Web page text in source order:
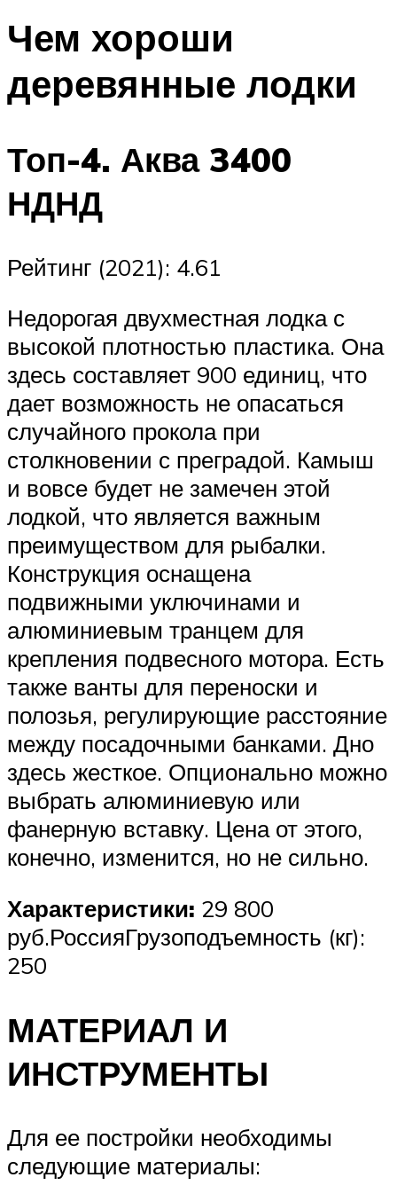
Чем хороши
деревянные лодки
Топ-4. Аква 3400
НДНД
Рейтинг (2021): 4.61
Недорогая двухместная лодка с
высокой плотностью пластика. Она
здесь составляет 900 единиц, что
дает возможность не опасаться
случайного прокола при
столкновении с преградой. Камыш
и вовсе будет не замечен этой
лодкой, что является важным
преимуществом для рыбалки.
Конструкция оснащена
подвижными уключинами и
алюминиевым транцем для
крепления подвесного мотора. Есть
также ванты для переноски и
полозья, регулирующие расстояние
между посадочными банками. Дно
здесь жесткое. Опционально можно
выбрать алюминиевую или
фанерную вставку. Цена от этого,
конечно, изменится, но не сильно.
Характеристики: 29 800
руб.РоссияГрузоподъемность (кг):
250
МАТЕРИАЛ И
ИНСТРУМЕНТЫ
Для ее постройки необходимы
следующие материалы: